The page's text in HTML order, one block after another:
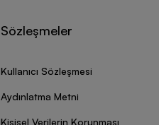
Sözleşmeler
Kullanıcı Sözleşmesi
Aydınlatma Metni
Kişisel Verilerin Korunması